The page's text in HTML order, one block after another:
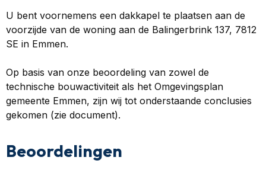
U bent voornemens een dakkapel te plaatsen aan de
voorzijde van de woning aan de Balingerbrink 137, 7812
SE in Emmen.
Op basis van onze beoordeling van zowel de
technische bouwactiviteit als het Omgevingsplan
gemeente Emmen, zijn wij tot onderstaande conclusies
gekomen (zie document).
Beoordelingen